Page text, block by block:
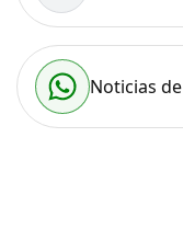
Noticias de